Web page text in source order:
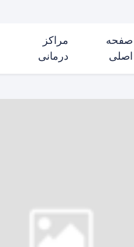
صفحه
اصلی
مراکز
درمانی